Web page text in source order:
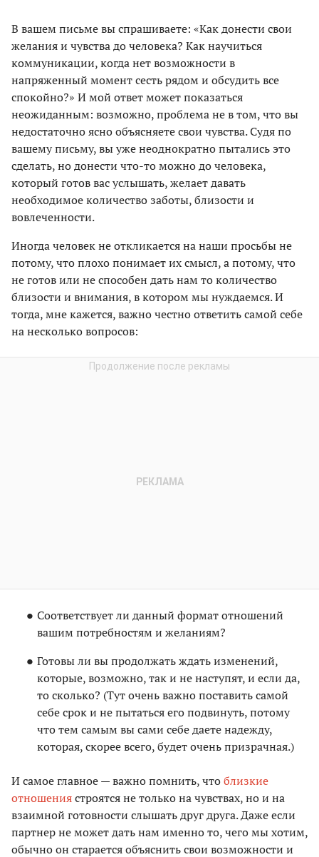
В вашем письме вы спрашиваете: «Как донести свои
желания и чувства до человека? Как научиться
коммуникации, когда нет возможности в
напряженный момент сесть рядом и обсудить все
спокойно?» И мой ответ может показаться
неожиданным: возможно, проблема не в том, что вы
недостаточно ясно объясняете свои чувства. Судя по
вашему письму, вы уже неоднократно пытались это
сделать, но донести что-то можно до человека,
который готов вас услышать, желает давать
необходимое количество заботы, близости и
вовлеченности.
Иногда человек не откликается на наши просьбы не
потому, что плохо понимает их смысл, а потому, что
не готов или не способен дать нам то количество
близости и внимания, в котором мы нуждаемся. И
тогда, мне кажется, важно честно ответить самой себе
на несколько вопросов:
Соответствует ли данный формат отношений
вашим потребностям и желаниям?
Готовы ли вы продолжать ждать изменений,
которые, возможно, так и не наступят, и если да,
то сколько? (Тут очень важно поставить самой
себе срок и не пытаться его подвинуть, потому
что тем самым вы сами себе даете надежду,
которая, скорее всего, будет очень призрачная.)
И самое главное — важно помнить, чтоблизкие
отношениястроятся не только на чувствах, но и на
взаимной готовности слышать друг друга. Даже если
партнер не может дать нам именно то, чего мы хотим,
обычно он старается объяснить свои возможности и